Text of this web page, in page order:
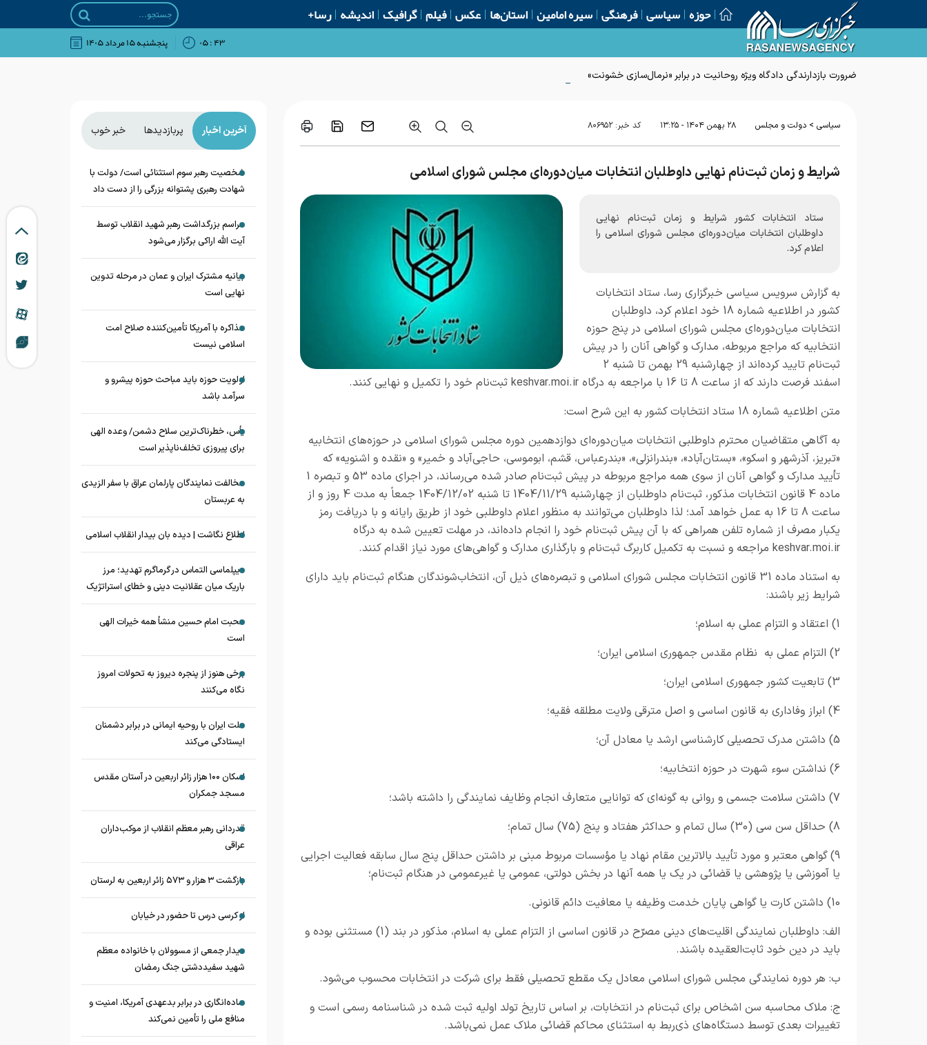
حوزه سیاسی فرهنگی سیره امامین استان‌ها عکس فیلم گرافیک اندیشه رسا+
۴۳ : ۰۵ پنجشنبه ۱۵ مرداد ۱۴۰۵
ضرورت بازدارندگی دادگاه ویژه روحانیت در برابر «نرمال‌سازی خشونت»
سیاسی > دولت و مجلس ۲۸ بهمن ۱۴۰۴ - ۱۳:۲۵ کد خبر: ۸۰۶۹۵۲
شرایط و زمان ثبت‌نام نهایی داوطلبان انتخابات میان‌دوره‌ای مجلس شورای اسلامی
ستاد انتخابات کشور شرایط و زمان ثبت‌نام نهایی
داوطلبان انتخابات میان‌دوره‌ای مجلس شورای اسلامی را
اعلام کرد.
به گزارش سرویس سیاسی خبرگزاری رسا، ستاد انتخابات
کشور در اطلاعیه شماره 18 خود اعلام کرد، داوطلبان
انتخابات میان‌دوره‌ای مجلس شورای اسلامی در پنج حوزه‌
انتخابیه که مراجع مربوطه، مدارک و گواهی آنان را در پیش
ثبت‌نام تایید کرده‌اند از چهارشنبه 29 بهمن تا شنبه 2
اسفند فرصت دارند که از ساعت 8 تا 16 با مراجعه به درگاه
keshvar.moi.ir ثبت‌نام خود را تکمیل و نهایی کنند.
متن اطلاعیه شماره 18 ستاد انتخابات کشور به این شرح است:
به آگاهی متقاضیان محترم داوطلبی انتخابات میان‌دوره‌ای دوازدهمین دوره مجلس شورای اسلامی در حوزه‌های انتخابیه
«تبریز، آذرشهر و اسکو»، «بستان‌آباد»، «بندرانزلی»، «بندرعباس، قشم، ابوموسی، حاجی‌آباد و خمیر» و «نقده و اشنویه» که
تأیید مدارک و گواهی آنان از سوی همه مراجع مربوطه در پیش ثبت‌نام صادر شده می‌رساند، در اجرای ماده 53 و تبصره 1
ماده 4 قانون انتخابات مذکور، ثبت‌نام داوطلبان از چهارشنبه 1404/11/29 تا شنبه 1404/12/02 جمعاً به مدت 4 روز و از
ساعت 8 تا 16 به عمل خواهد آمد؛ لذا داوطلبان می‌توانند به منظور اعلام داوطلبی خود از طریق رایانه و با دریافت رمز
یکبار مصرف از شماره تلفن همراهی که با آن پیش ثبت‌نام خود را انجام داده‌اند، در مهلت تعیین شده به درگاه
keshvar.moi.ir مراجعه و نسبت به تکمیل کاربرگ ثبت‌نام و بارگذاری مدارک و گواهی‌های مورد نیاز اقدام کنند.
به استناد ماده 31 قانون انتخابات مجلس شورای اسلامی و تبصره‌های ذیل آن، انتخاب‌شوندگان هنگام ثبت‌نام باید دارای
شرایط زیر باشند:
1) اعتقاد و التزام عملی به اسلام؛
2) التزام عملی به نظام مقدس جمهوری اسلامی ایران؛
3) تابعیت کشور جمهوری اسلامی ایران؛
4) ابراز وفاداری به قانون اساسی و اصل مترقی ولایت مطلقه فقیه؛
5) داشتن مدرک تحصیلی کارشناسی ارشد یا معادل آن؛
6) نداشتن سوء شهرت در حوزه انتخابیه؛
7) داشتن سلامت جسمی و روانی به گونه‌ای که توانایی متعارف انجام وظایف نمایندگی را داشته باشد؛
8) حداقل سن سی (30) سال تمام و حداکثر هفتاد و پنج (75) سال تمام؛
9) گواهی معتبر و مورد تأیید بالاترین مقام نهاد یا مؤسسات مربوط مبنی بر داشتن حداقل پنج سال سابقه فعالیت اجرایی
یا آموزشی یا پژوهشی یا قضائی در یک یا همه آنها در بخش دولتی، عمومی یا غیرعمومی در هنگام ثبت‌نام؛
10) داشتن کارت یا گواهی پایان خدمت وظیفه یا معافیت دائم قانونی.
الف: داوطلبان نمایندگی اقلیت‌های دینی مصرّح در قانون اساسی از التزام عملی به اسلام، مذکور در بند (1) مستثنی بوده و
باید در دین خود ثابت‌العقیده باشند.
ب: هر دوره نمایندگی مجلس شورای اسلامی معادل یک مقطع تحصیلی فقط برای شرکت در انتخابات محسوب می‌شود.
ج: ملاک محاسبه سن اشخاص برای ثبت‌نام در انتخابات، بر اساس تاریخ تولد اولیه ثبت شده در شناسنامه رسمی است و
تغییرات بعدی توسط دستگاه‌های ذی‌ربط به استثنای محاکم قضائی ملاک عمل نمی‌باشد.
آخرین اخبار پربازدیدها خبر خوب
شخصیت رهبر سوم استثنائی است/ دولت با
شهادت رهبری پشتوانه بزرگی را از دست داد
مراسم بزرگداشت رهبر شهید انقلاب توسط
آیت الله اراکی برگزار می‌شود
بیانیه مشترک ایران و عمان در مرحله تدوین
نهایی است
مذاکره با آمریکا تأمین‌کننده صلاح امت
اسلامی نیست
اولویت حوزه باید مباحث حوزه پیشرو و
سرآمد باشد
یأس، خطرناک‌ترین سلاح دشمن/ وعده الهی
برای پیروزی تخلف‌ناپذیر است
مخالفت نمایندگان پارلمان عراق با سفر الزیدی
به عربستان
اطلاع نگاشت | دیده بان بیدار انقلاب اسلامی
دیپلماسی التماس در گرماگرم تهدید؛ مرز
باریک میان عقلانیت دینی و خطای استراتژیک
محبت امام حسین منشأ همه خیرات الهی
است
برخی هنوز از پنجره دیروز به تحولات امروز
نگاه می‌کنند
ملت ایران با روحیه ایمانی در برابر دشمنان
ایستادگی می‌کند
اسکان ۱۰۰ هزار زائر اربعین در آستان مقدس
مسجد جمکران
قدردانی رهبر معظم انقلاب از موکب‌داران
عراقی
بازگشت ۳ هزار و ۵۷۳ زائر اربعین به لرستان
از کرسی درس تا حضور در خیابان
دیدار جمعی از مسوولان با خانواده معظم
شهید سفیددشتی جنگ رمضان
ساده‌انگاری در برابر بدعهدی آمریکا، امنیت و
منافع ملی را تأمین نمی‌کند